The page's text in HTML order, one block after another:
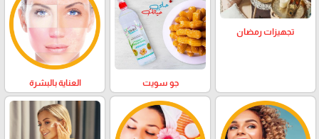
تجهيزات رمضان
جو سويت العناية بالبشرة